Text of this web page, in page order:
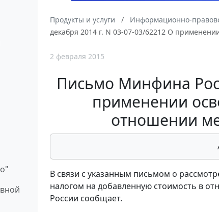
Продукты и услуги Информационно-
декабря 2014 г. N 03-07-03/62212 О
2 февраля 2015
Письмо Минфина
применении
отношении
В связи с указанным письмом о
налогом на добавленную стоимость в
России сообщает.